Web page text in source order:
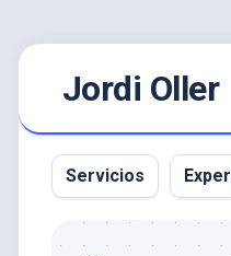
Saltar
contenidoJordi Oller
Servicios